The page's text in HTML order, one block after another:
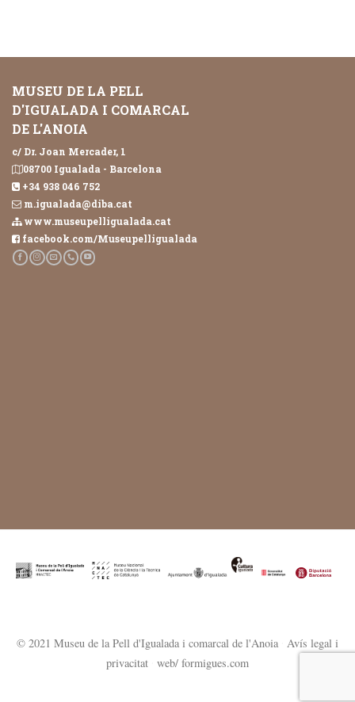
MUSEU DE LA PELL
D'IGUALADA I COMARCAL
DE L'ANOIA
c/ Dr. Joan Mercader, 1
08700 Igualada - Barcelona
+34 938 046 752
m.igualada@diba.cat
www.museupelligualada.cat
facebook.com/Museupelligualada
© 2021 Museu de la Pell d'Igualada i comarcal de l'Anoia Avís legal i
privacitat web/ formigues.com